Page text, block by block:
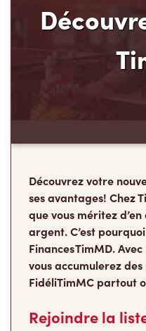
Découvrez votre
ses avantages! Chez
que vous méritez
argent. C’est
Finances TimMD.
vous accumulerez
FidéliTimMC partout
Rejoindre la